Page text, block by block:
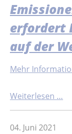
erfordert
auf der
Mehr
Weiterlesen …
04. Juni 2021